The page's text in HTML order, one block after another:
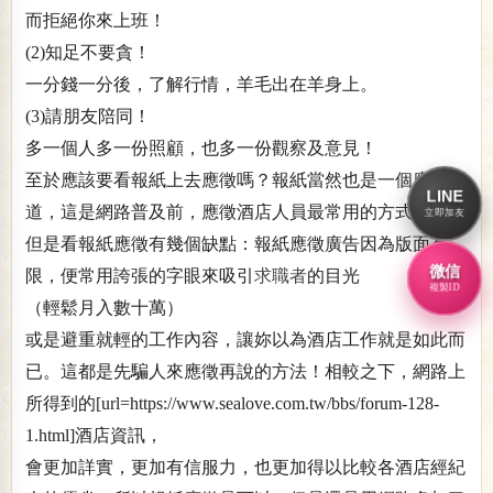
而拒絕你來上班！
(2)知足不要貪！
一分錢一分後，了解行情，羊毛出在羊身上。
(3)請朋友陪同！
多一個人多一份照顧，也多一份觀察及意見！
至於應該要看報紙上去應徵嗎？報紙當然也是一個應徵管
道，這是網路普及前，應徵酒店人員最常用的方式。
但是看報紙應徵有幾個缺點：報紙應徵廣告因為版面有
限，便常用誇張的字眼來吸引 求職者的目光
（輕鬆月入數十萬）
或是避重就輕的工作內容，讓妳以為酒店工作就是如此而
已。這都是先騙人來應徵再說的方法！相較之下，網路上
所得到的[url=https://www.sealove.com.tw/bbs/forum-128-
1.html]酒店資訊，
會更加詳實，更加有信服力，也更加得以比較各酒店經紀
LINE
立即加友
微信
複製ID